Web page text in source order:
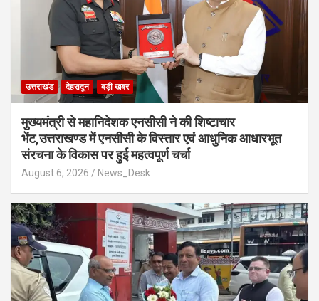
उत्तराखंड देहरादून बड़ी खबर
मुख्यमंत्री से महानिदेशक एनसीसी ने की शिष्टाचार
भेंट,उत्तराखण्ड में एनसीसी के विस्तार एवं आधुनिक आधारभूत
संरचना के विकास पर हुई महत्वपूर्ण चर्चा
August 6, 2026 News_Desk